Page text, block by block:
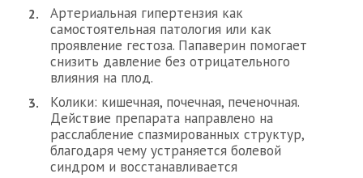
Артериальная гипертензия как
самостоятельная патология или как
проявление гестоза. Папаверин помогает
снизить давление без отрицательного
влияния на плод.
Колики: кишечная, почечная, печеночная.
Действие препарата направлено на
расслабление спазмированных структур,
благодаря чему устраняется болевой
синдром и восстанавливается